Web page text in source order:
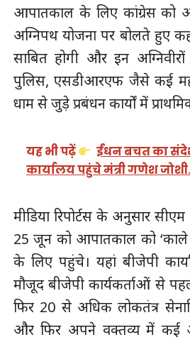
आपातकाल के लिए कांग्रेस को
अग्निपथ योजना पर बोलते हुए
साबित होगी और इन
पुलिस, एसडीआरएफ जैसे कई
धाम से जुड़े प्रबंधन कार्यों में
यह भी पढ़ें
ईंधन बचत का
कार्यालय पहुंचे मंत्री गणेश
मीडिया रिपोर्टस के अनुसार
25 जून को आपातकाल को ‘काले
के लिए पहुंचे। यहां बीजेपी
मौजूद बीजेपी कार्यकर्ताओं से
फिर 20 से अधिक लोकतंत्र
और फिर अपने वक्तव्य में कई